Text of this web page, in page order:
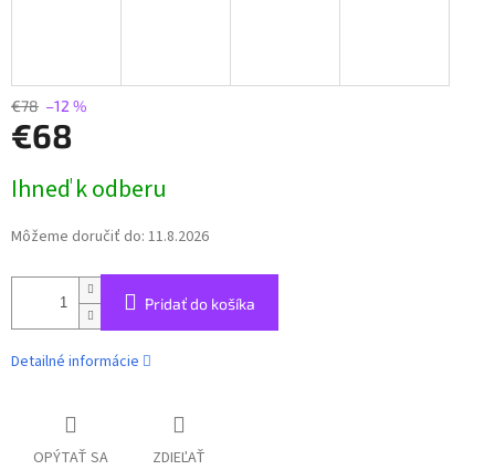
€78 –12 %
€68
cena:
Ihneď k odberu
Môžeme doručiť do: 11.8.2026
Pridať do košíka
Detailné informácie
OPÝTAŤ SA ZDIEĽAŤ